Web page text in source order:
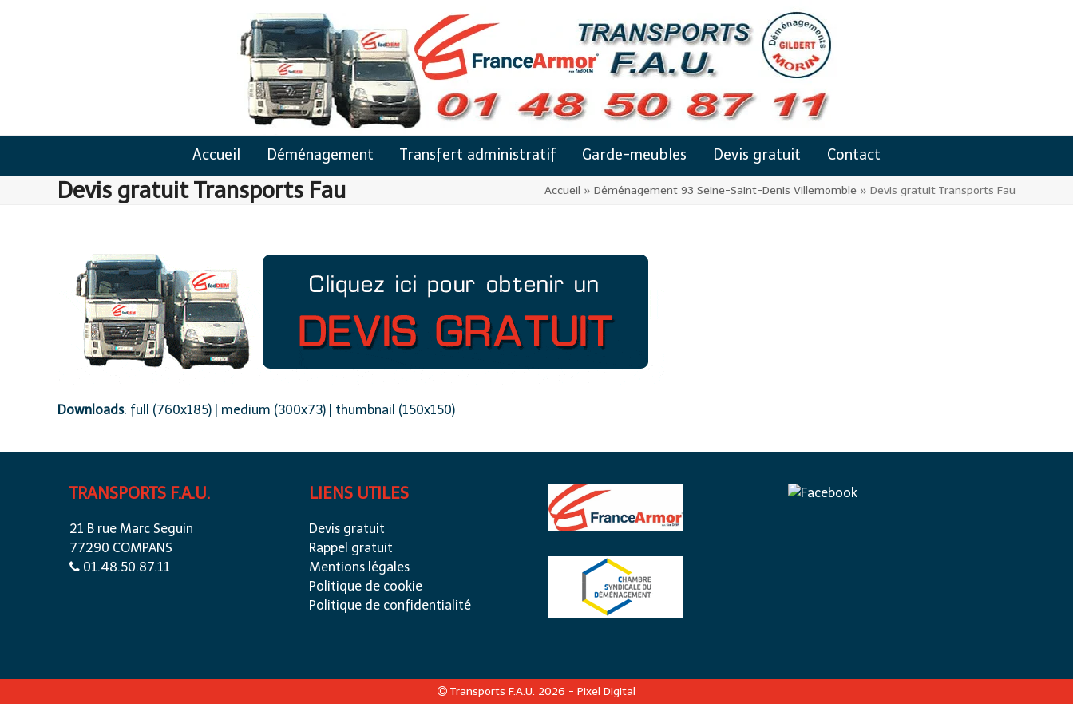
Accueil Déménagement Transfert administratif Garde-meubles Devis gratuit Contact
Devis gratuit Transports Fau Accueil » Déménagement 93 Seine-Saint-Denis Villemomble » Devis gratuit Transports Fau
Downloads: full (760x185) medium (300x73) thumbnail (150x150)
TRANSPORTS F.A.U.
21 B rue Marc Seguin
77290 COMPANS
01.48.50.87.11
LIENS UTILES
Devis gratuit
Rappel gratuit
Mentions légales
Politique de cookie
Politique de confidentialité
Transports F.A.U. 2026 - Pixel Digital